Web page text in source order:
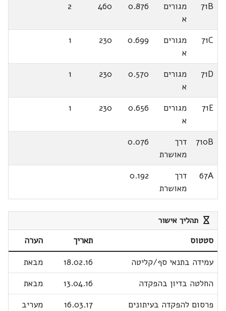
71B
מגורים
א
0.876
460
2
71C
מגורים
א
0.699
230
1
71D
מגורים
א
0.570
230
1
71E
מגורים
א
0.656
230
1
710B
דרך
מאושרת
0.076
67A
דרך
מאושרת
0.192
תהליך אישור
סטטוס תאריך
הערה
עמידה בתנאי סף/קליטה
18.02.16
מבאת
החלטה בדיון בהפקדה
13.04.16
מבאת
פרסום להפקדה בעיתונים
16.03.17
מעריב